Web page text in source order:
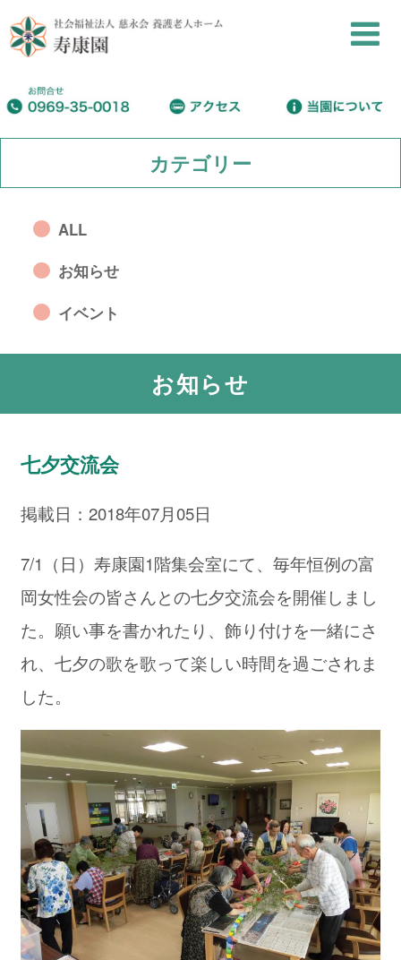
カテゴリー
ALL
お知らせ
イベント
お知らせ
七夕交流会
掲載日：2018年07月05日
7/1（日）寿康園1階集会室にて、毎年恒例の富
岡女性会の皆さんとの七夕交流会を開催しまし
た。願い事を書かれたり、飾り付けを一緒にさ
れ、七夕の歌を歌って楽しい時間を過ごされま
した。